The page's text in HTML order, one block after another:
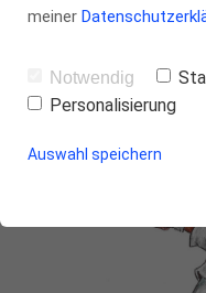
meiner
Notwendig
Personalisierung
Auswahl speichern